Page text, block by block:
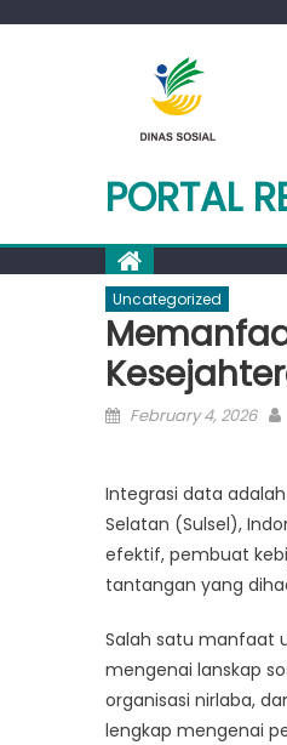
PORTAL
Uncategorized
Posted
February 4, 2026
Integrasi data
Selatan (Sulsel),
efektif, pembuat
tantangan yang
Salah satu manfaat
mengenai lanskap
organisasi nirlaba,
lengkap mengenai